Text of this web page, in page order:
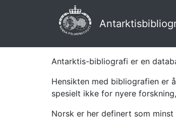
Antarktis-bibliografi er en
Hensikten med bibliografien er
spesielt ikke for nyere
Norsk er her definert som